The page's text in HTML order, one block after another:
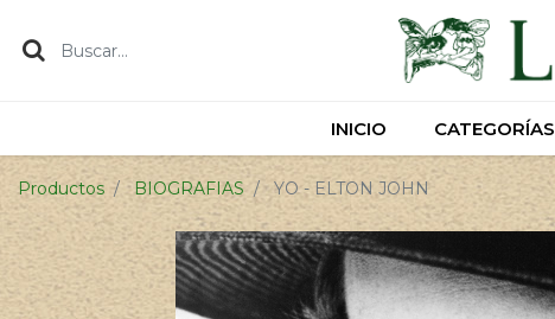
INICIO CATEGORÍAS
INICIO CATEGORÍAS
Productos BIOGRAFIAS YO - ELTON JOHN